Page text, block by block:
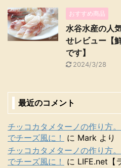
おすすめ商品
水谷水産の人
せレビュー【
です】
2024/3/28
最近のコメント
チッコカタメターノの作り方
でチーズ風に！
に Mark より
チッコカタメターノの作り方
でチーズ風に！
に LIFE.net【